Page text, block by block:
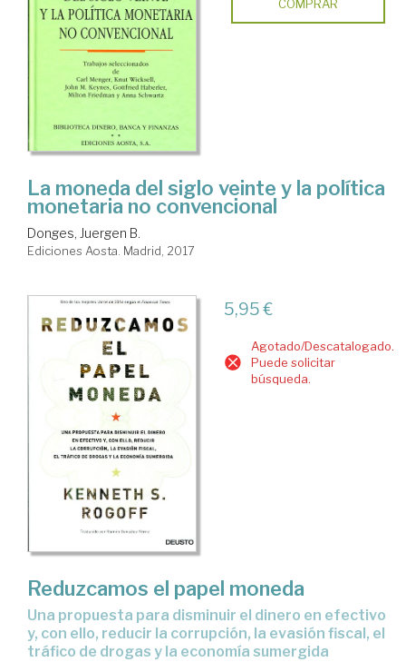
COMPRAR
La moneda del siglo veinte y la política
monetaria no convencional
Donges, Juergen B.
Ediciones Aosta. Madrid, 2017
5,95 €
Agotado/Descatalogado.
Puede solicitar
búsqueda.
Reduzcamos el papel moneda
una propuesta para disminuir el dinero en efectivo
y, con ello, reducir la corrupción, la evasión fiscal, el
tráfico de drogas y la economía sumergida